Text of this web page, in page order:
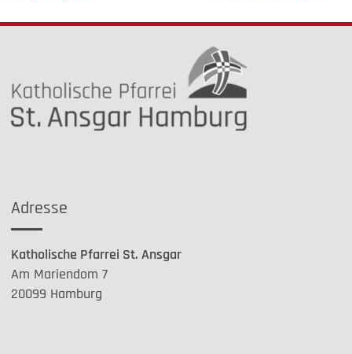
Adresse
Katholische Pfarrei St. Ansgar
Am Mariendom 7
20099 Hamburg